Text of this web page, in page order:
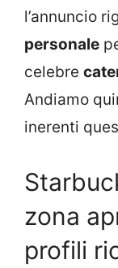
l’annuncio
personale
celebre
Andiamo
inerenti
zona
profili